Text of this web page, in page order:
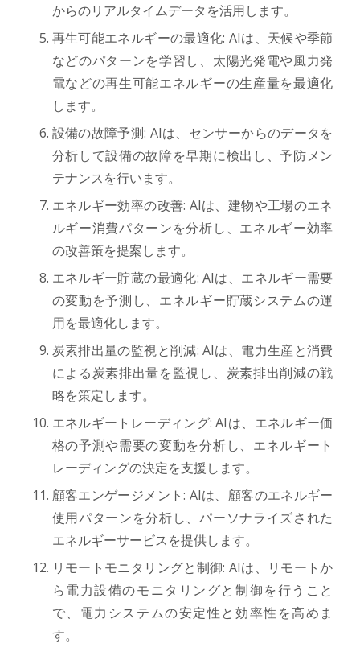
からのリアルタイムデータを活用します。
再生可能エネルギーの最適化: AIは、天候や季節
などのパターンを学習し、太陽光発電や風力発
電などの再生可能エネルギーの生産量を最適化
します。
設備の故障予測: AIは、センサーからのデータを
分析して設備の故障を早期に検出し、予防メン
テナンスを行います。
エネルギー効率の改善: AIは、建物や工場のエネ
ルギー消費パターンを分析し、エネルギー効率
の改善策を提案します。
エネルギー貯蔵の最適化: AIは、エネルギー需要
の変動を予測し、エネルギー貯蔵システムの運
用を最適化します。
炭素排出量の監視と削減: AIは、電力生産と消費
による炭素排出量を監視し、炭素排出削減の戦
略を策定します。
エネルギートレーディング: AIは、エネルギー価
格の予測や需要の変動を分析し、エネルギート
レーディングの決定を支援します。
顧客エンゲージメント: AIは、顧客のエネルギー
使用パターンを分析し、パーソナライズされた
エネルギーサービスを提供します。
リモートモニタリングと制御: AIは、リモートか
ら電力設備のモニタリングと制御を行うこと
で、電力システムの安定性と効率性を高めま
す。